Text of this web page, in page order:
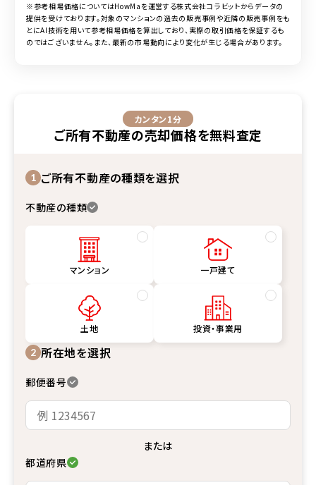
※参考相場価格についてはHowMaを運営する株式会社コラビットからデータの
提供を受けております。対象のマンションの過去の販売事例や近隣の販売事例をも
とにAI技術を用いて参考相場価格を算出しており、実際の取引価格を保証するも
のではございません。また、最新の市場動向により変化が生じる場合があります。
カンタン1分
ご所有不動産の売却価格を無料査定
1 ご所有不動産の種類を選択
不動産の種類
マンション 一戸建て
土地
投資・事業用
2 所在地を選択
郵便番号
または
都道府県